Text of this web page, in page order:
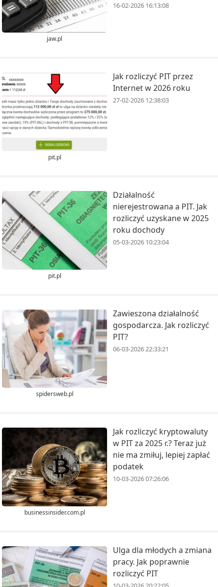
jaw.pl
16-02-2026 16:13:08
pit.pl
Jak rozliczyć PIT przez
Internet w 2026 roku
27-02-2026 12:38:03
pit.pl
Działalność
nierejestrowana a PIT. Jak
rozliczyć uzyskane w 2025
roku dochody
05-03-2026 10:23:04
spidersweb.pl
Zawieszona działalność
gospodarcza. Jak rozliczyć
PIT?
06-03-2026 22:33:21
businessinsider.com.pl
Jak rozliczyć kryptowaluty
w PIT za 2025 r.? Teraz już
nie ma zmiłuj, lepiej zapłać
podatek
10-03-2026 07:26:06
Ulga dla młodych a zmiana
pracy. Jak poprawnie
rozliczyć PIT